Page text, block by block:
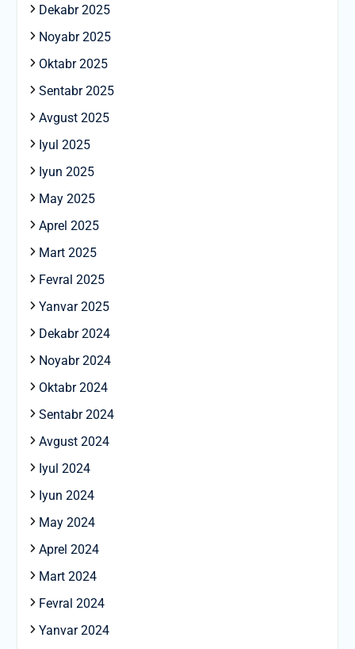
Dekabr 2025
Noyabr 2025
Oktabr 2025
Sentabr 2025
Avgust 2025
Iyul 2025
Iyun 2025
May 2025
Aprel 2025
Mart 2025
Fevral 2025
Yanvar 2025
Dekabr 2024
Noyabr 2024
Oktabr 2024
Sentabr 2024
Avgust 2024
Iyul 2024
Iyun 2024
May 2024
Aprel 2024
Mart 2024
Fevral 2024
Yanvar 2024